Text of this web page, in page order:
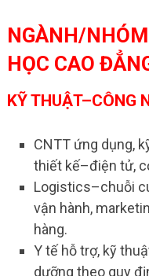
NGÀNH/
HỌC CAO
KỸ THUẬT–CÔNG
CNTT ứng dụng,
thiết kế–điện tử,
Logistics–chuỗi
vận hành,
hàng.
Y tế hỗ trợ, kỹ
dưỡng theo quy